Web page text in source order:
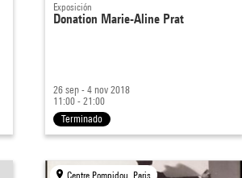
Exposición
Donation Marie-Aline Prat
26 sep - 4 nov 2018
11:00 - 21:00
Terminado
Centre Pompidou, Paris